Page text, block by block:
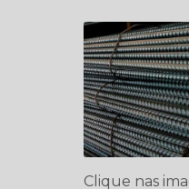
Clique nas